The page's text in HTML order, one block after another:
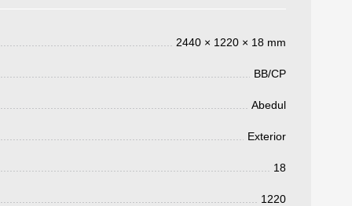
2440 × 1220 × 18 mm
BB/CP
Abedul
Exterior
18
1220